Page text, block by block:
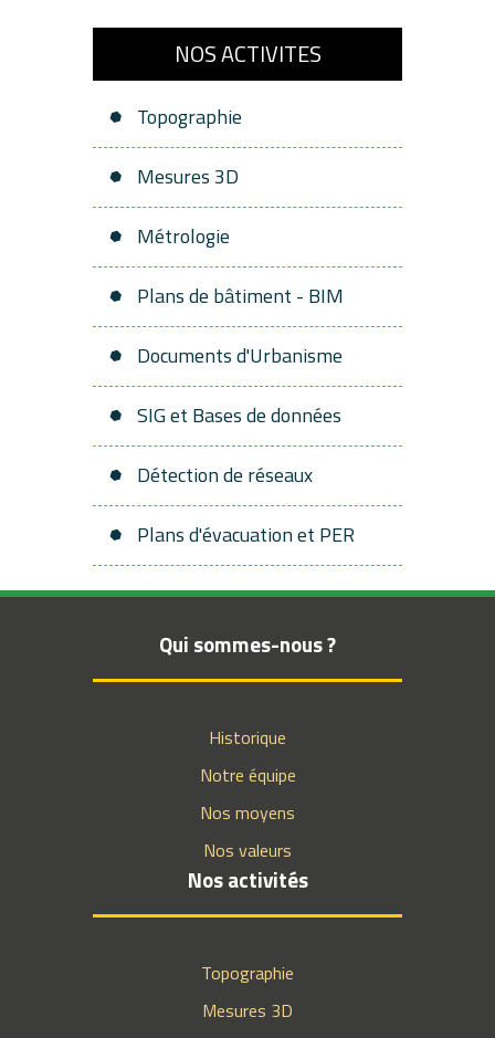
NOS ACTIVITES
Topographie
Mesures 3D
Métrologie
Plans de bâtiment - BIM
Documents d'Urbanisme
SIG et Bases de données
Détection de réseaux
Plans d'évacuation et PER
Qui sommes-nous ?
Historique
Notre équipe
Nos moyens
Nos valeurs
Nos activités
Topographie
Mesures 3D